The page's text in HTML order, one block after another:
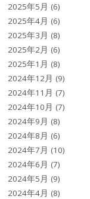
2025年5月 (6)
2025年4月 (6)
2025年3月 (8)
2025年2月 (6)
2025年1月 (8)
2024年12月 (9)
2024年11月 (7)
2024年10月 (7)
2024年9月 (8)
2024年8月 (6)
2024年7月 (10)
2024年6月 (7)
2024年5月 (9)
2024年4月 (8)